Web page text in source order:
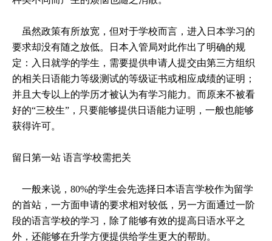
虽然政策有所放宽，但对于学校而言，进入日本学习的
要求却没有随之放低。日本入管局对此作出了明确的规
定：入日就学的学生，需要提供申请人提交由第三方组织
的相关日语能力等级测试的等级证书或相应成绩的证明；
并且大专以上的学历才被认为有学习能力。而原来不被看
好的“三校生”，只要能够提供日语能力证明，一般也能够
获得许可。
留日第一站 语言学校需把关
一般来说，80%的学生会先选择日本语言学校作为留学
的首站，一方面申请的要求相对较低，另一方面通过一阶
段的语言学校的学习，除了能够有效的提高日语水平之
外，还能够在升学方便提供给学生更大的帮助。